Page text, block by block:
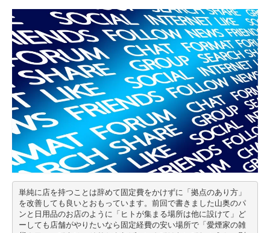
単純に店を持つことは辞めて固定費をかけずに「拠点のあり方」
を改善しても良いとおもっています。前回で書きました山奥のパ
ンと日用品のお店のように「ヒトが集まる場所は他に設けて」ど
ーしても店舗がやりたいなら固定経費の安い場所で「愛煙家の雑